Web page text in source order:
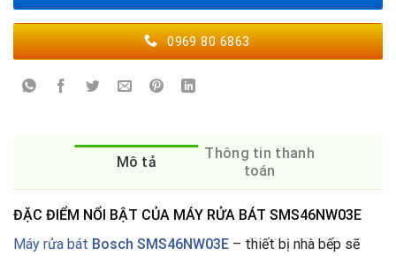
0969 80 6863
Mô tả
Thông tin thanh
toán
ĐẶC ĐIỂM NỔI BẬT CỦA MÁY RỬA BÁT SMS46NW03E
Máy rửa bát Bosch SMS46NW03E – thiết bị nhà bếp sẽ